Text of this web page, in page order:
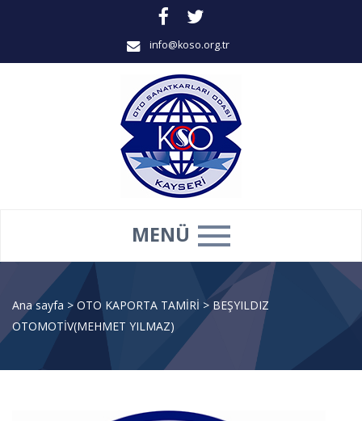
info@koso.org.tr
MENÜ
Ana sayfa > OTO KAPORTA TAMİRİ > BEŞYILDIZ
OTOMOTİV(MEHMET YILMAZ)